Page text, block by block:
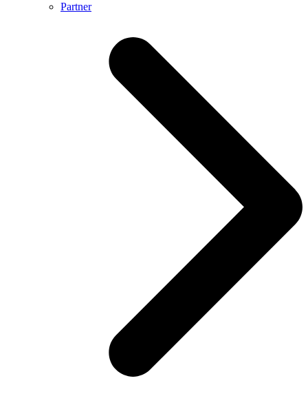
Partner